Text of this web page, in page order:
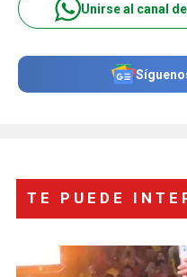
Unirse al canal
TE PUEDE